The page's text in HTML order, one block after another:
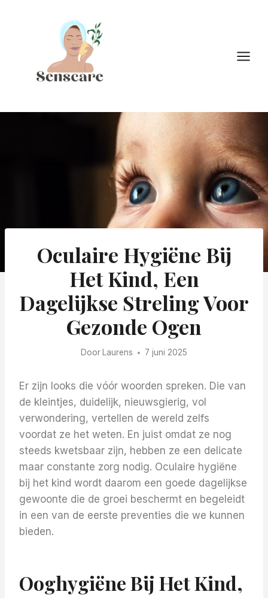
Oculaire Hygiëne Bij
Het Kind, Een
Dagelijkse Streling Voor
Gezonde Ogen
Door Laurens 7 juni 2025
Er zijn looks die vóór woorden spreken. Die van
de kleintjes, duidelijk, nieuwsgierig, vol
verwondering, vertellen de wereld zelfs
voordat ze het weten. En juist omdat ze nog
steeds kwetsbaar zijn, hebben ze een delicate
maar constante zorg nodig. Oculaire hygiëne
bij het kind wordt daarom een ​​goede dagelijkse
gewoonte die de groei beschermt en begeleidt
in een van de eerste preventies die we kunnen
bieden.
Ooghygiëne Bij Het Kind,